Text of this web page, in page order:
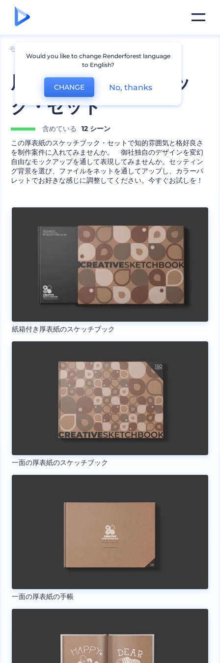
モックアップ
厚表紙のスケッチブッ
ク・セット
含めている
12 シーン
この厚表紙のスケッチブック・セットで知的雰囲気と格好良さ
を制作案件に入れてみませんか。 御社独自のデザインを変幻
自由なモックアップを通して表現してみませんか。セッティン
グ背景を選び、ファイルをネットを通してアップし、カラーパ
レットでお好きな感じに調整してください。今すぐお試しを！
紙箱付き厚表紙のスケッチブック
一面の厚表紙のスケッチブック
一面の厚表紙の手帳
Would you like to change Renderforest language
to English?
CHANGE No, thanks